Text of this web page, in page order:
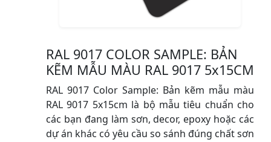
RAL 9017 COLOR SAMPLE: BẢN
KẼM MẪU MÀU RAL 9017 5x15CM
RAL 9017 Color Sample: Bản kẽm mẫu màu
RAL 9017 5x15cm là bộ mẫu tiêu chuẩn cho
các bạn đang làm sơn, decor, epoxy hoặc các
dự án khác có yêu cầu so sánh đúng chất sơn